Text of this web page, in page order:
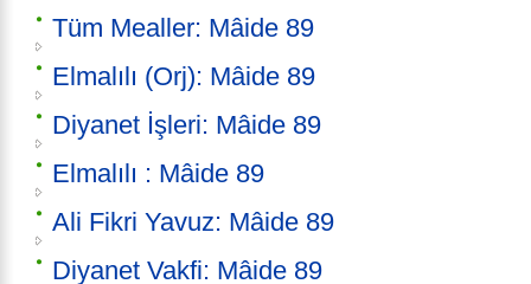
Tüm Mealler: Mâide 89
Elmalılı (Orj): Mâide 89
Diyanet İşleri: Mâide 89
Elmalılı : Mâide 89
Ali Fikri Yavuz: Mâide 89
Diyanet Vakfi: Mâide 89